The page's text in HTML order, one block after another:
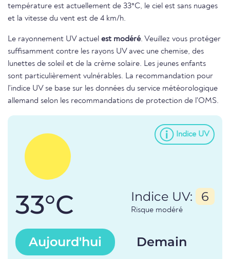
température est actuellement de 33°C, le ciel est sans nuages
et la vitesse du vent est de 4 km/h.
Le rayonnement UV actuel est modéré. Veuillez vous protéger
suffisamment contre les rayons UV avec une chemise, des
lunettes de soleil et de la crème solaire. Les jeunes enfants
sont particulièrement vulnérables. La recommandation pour
l'indice UV se base sur les données du service météorologique
allemand selon les recommandations de protection de l'OMS.
Indice UV
33°C Indice UV: 6
Risque modéré
Aujourd'hui Demain